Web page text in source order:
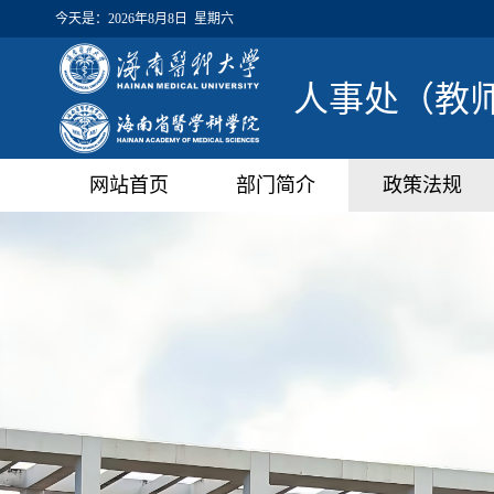
今天是： 2026年8月8日 星期六
人事处（教
网站首页 部门简介 政策法规